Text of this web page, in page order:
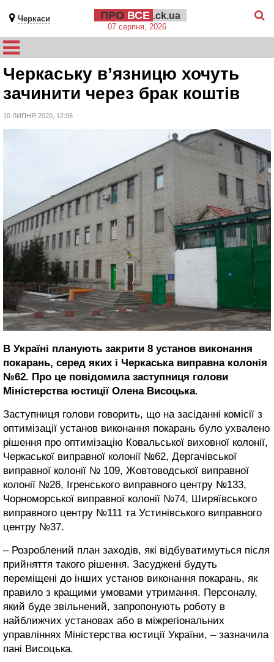
Черкаси ПРО ВСЕ .ck.ua
07 серпня, 2026
Черкаську в’язницю хочуть
зачинити через брак коштів
10 ЛИПНЯ 2020, 12:06
В Україні планують закрити 8 установ виконання
покарань, серед яких і Черкаська виправна колонія
№62. Про це повідомила заступниця голови
Міністерства юстиції Олена Висоцька.
Заступниця голови говорить, що на засіданні комісії з
оптимізації установ виконання покарань було ухвалено
рішення про оптимізацію Ковальської виховної колонії,
Черкаської виправної колонії №62, Дергачівської
виправної колонії № 109, Жовтоводської виправної
колонії №26, Ігренського виправного центру №133,
Чорноморської виправної колонії №74, Ширяївського
виправного центру №111 та Устинівського виправного
центру №37.
– Розроблений план заходів, які відбуватимуться після
прийняття такого рішення. Засуджені будуть
переміщені до інших установ виконання покарань, як
правило з кращими умовами утримання. Персоналу,
який буде звільнений, запропонують роботу в
найближчих установах або в міжрегіональних
управліннях Міністерства юстиції України, – зазначила
пані Висоцька.